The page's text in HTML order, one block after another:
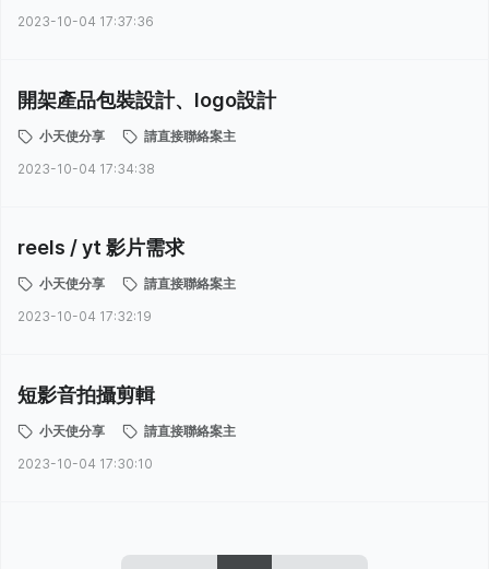
2023-10-04 17:37:36
開架產品包裝設計、logo設計
小天使分享
請直接聯絡案主
2023-10-04 17:34:38
reels / yt 影片需求
小天使分享
請直接聯絡案主
2023-10-04 17:32:19
短影音拍攝剪輯
小天使分享
請直接聯絡案主
2023-10-04 17:30:10